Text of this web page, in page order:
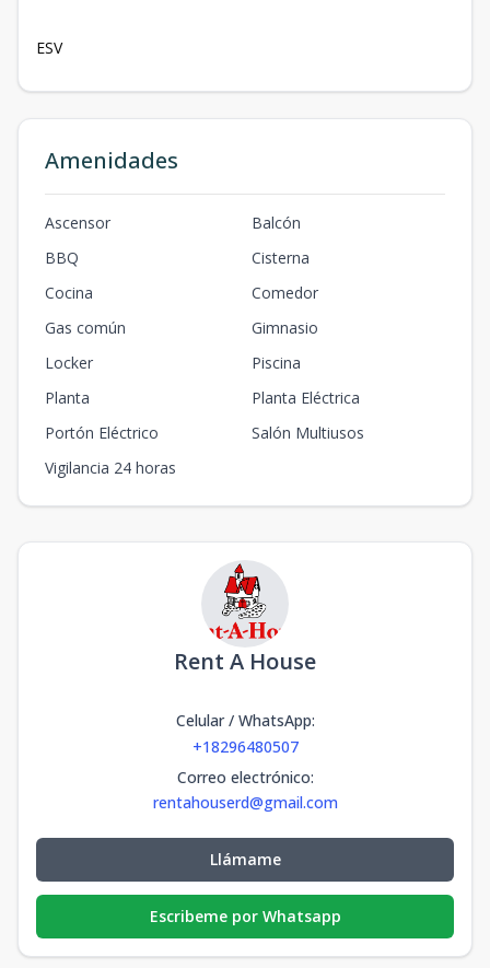
ESV
Amenidades
Ascensor
Balcón
BBQ
Cisterna
Cocina
Comedor
Gas común
Gimnasio
Locker
Piscina
Planta
Planta Eléctrica
Portón Eléctrico
Salón Multiusos
Vigilancia 24 horas
Rent A House
Celular / WhatsApp:
+18296480507
Correo electrónico:
rentahouserd@gmail.com
Llámame
Escribeme por Whatsapp